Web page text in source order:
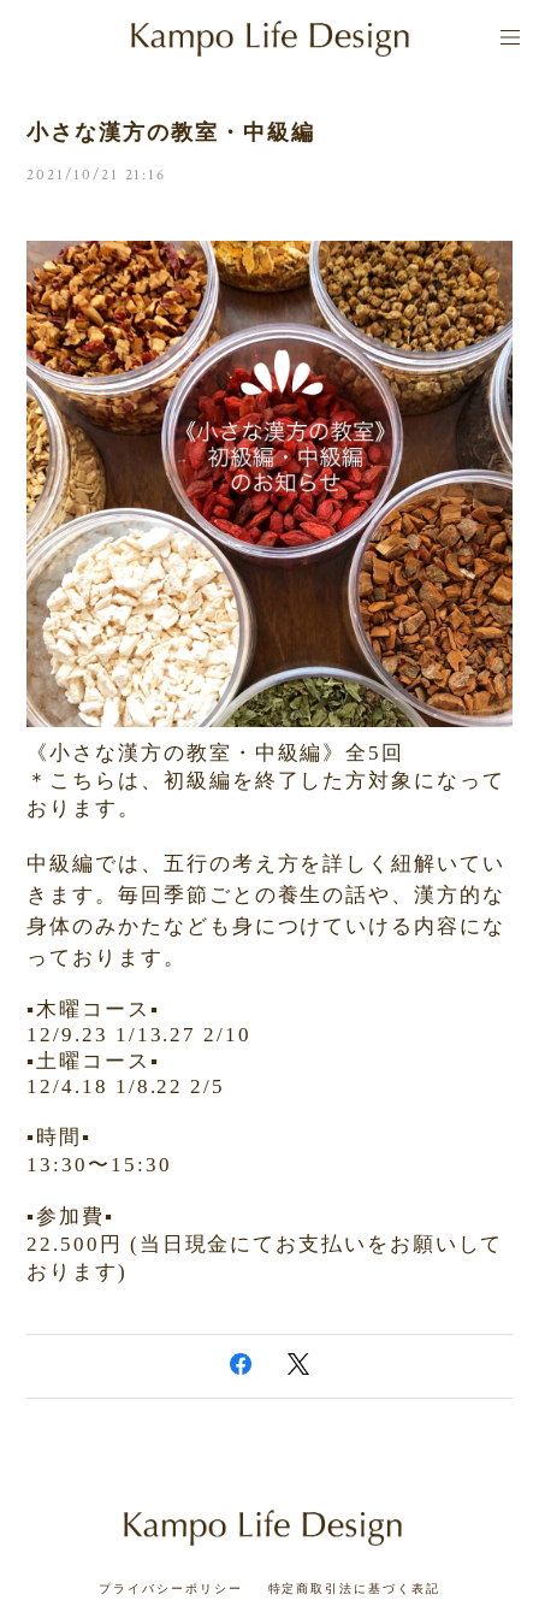
小さな漢方の教室・中級編
2021/10/21 21:16
《小さな漢方の教室・中級編》全 5 回
＊こちらは、初級編を終了した方対象になって
おります。
中級編では、五行の考え方を詳しく紐解いてい
きます。毎回季節ごとの養生の話や、漢方的な
身体のみかたなども身につけていける内容にな
っております。
▪️木曜コース ▪️
12/9.23 1/13.27 2/10
▪️土曜コース ▪️
12/4.18 1/8.22 2/5
▪️時間 ▪️
13:30 〜 15:30
▪️参加費▪️
22.500 円 (当日現金にてお支払いをお願いして
おります)
プライバシーポリシー 特定商取引法に基づく表記